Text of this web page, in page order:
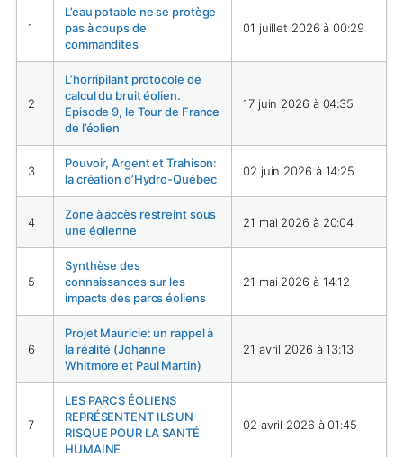
1
L’eau potable ne se protège
pas à coups de
commandites
01 juillet 2026 à 00:29
2
L’horripilant protocole de
calcul du bruit éolien.
Episode 9, le Tour de France
de l’éolien
17 juin 2026 à 04:35
3
Pouvoir, Argent et Trahison:
la création d’Hydro-Québec
02 juin 2026 à 14:25
4
Zone à accès restreint sous
une éolienne
21 mai 2026 à 20:04
5
Synthèse des
connaissances sur les
impacts des parcs éoliens
21 mai 2026 à 14:12
6
Projet Mauricie: un rappel à
la réalité (Johanne
Whitmore et Paul Martin)
21 avril 2026 à 13:13
7
LES PARCS ÉOLIENS
REPRÉSENTENT ILS UN
RISQUE POUR LA SANTÉ
HUMAINE
02 avril 2026 à 01:45